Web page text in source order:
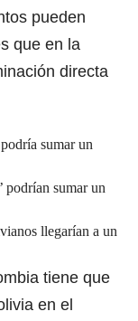
pueden
que en la
directa
sumar un
podrían sumar un
llegarían a un
tiene que
en el